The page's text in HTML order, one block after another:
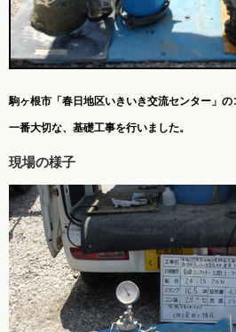
駒ヶ根市「春日地区いきいき交流センター」の
一番大切な、基礎工事を行いました。
現場の様子